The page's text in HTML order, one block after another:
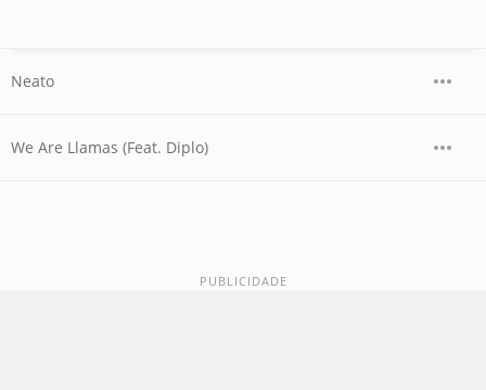
Neato
We Are Llamas (Feat. Diplo)